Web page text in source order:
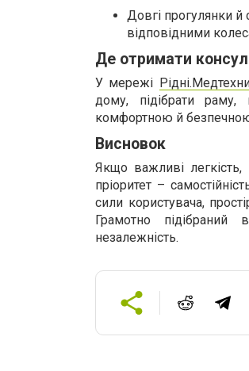
Довгі прогулянки й
відповідними
Де отримати
У мережі
дому, підібрати раму,
комфортною й
Висновок
Якщо важливі
пріоритет –
сили користувача,
Грамотно
незалежність.